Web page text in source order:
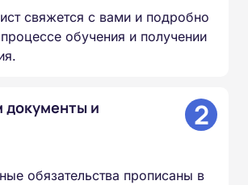
свяжется с вами и подробно
обучения и получении
документы и
2
обязательства прописаны в